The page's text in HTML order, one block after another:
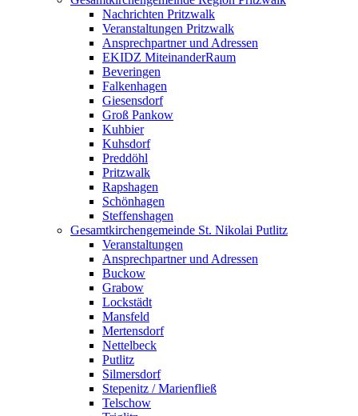
Nachrichten Pritzwalk
Veranstaltungen Pritzwalk
Ansprechpartner und Adressen
EKIDZ MiteinanderRaum
Beveringen
Falkenhagen
Giesensdorf
Groß Pankow
Kuhbier
Kuhsdorf
Preddöhl
Pritzwalk
Rapshagen
Schönhagen
Steffenshagen
Gesamtkirchengemeinde St. Nikolai Putlitz
Veranstaltungen
Ansprechpartner und Adressen
Buckow
Grabow
Lockstädt
Mansfeld
Mertensdorf
Nettelbeck
Putlitz
Silmersdorf
Stepenitz / Marienfließ
Telschow